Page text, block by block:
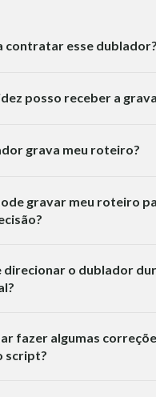
contratar esse dublador?
posso receber a
grava meu roteiro?
gravar meu roteiro
direcionar o dublador
fazer algumas
script?